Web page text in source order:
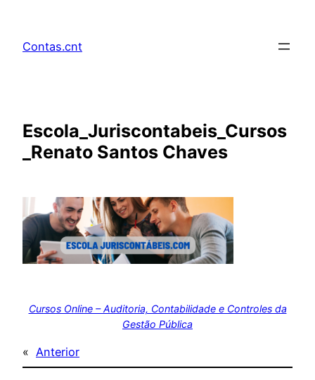
Contas.cnt
Escola_Juriscontabeis_Cursos
_Renato Santos Chaves
Cursos Online – Auditoria, Contabilidade e Controles da
Gestão Pública
« Anterior